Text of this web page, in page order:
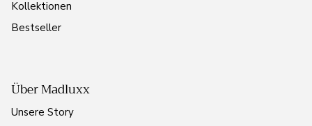
Kollektionen
Bestseller
Über Madluxx
Unsere Story